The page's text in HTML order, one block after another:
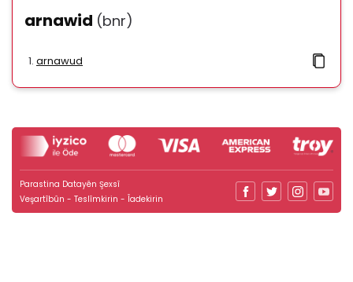
arnawid (bnr)
arnawud
Parastina Datayên Şexsî
Veşartîbûn - Teslîmkirin - Îadekirin